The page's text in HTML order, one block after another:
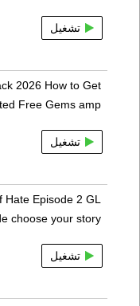
تشغيل
2026 How to Get
Free Gems amp
تشغيل
Hate Episode 2 GL
choose your story
تشغيل